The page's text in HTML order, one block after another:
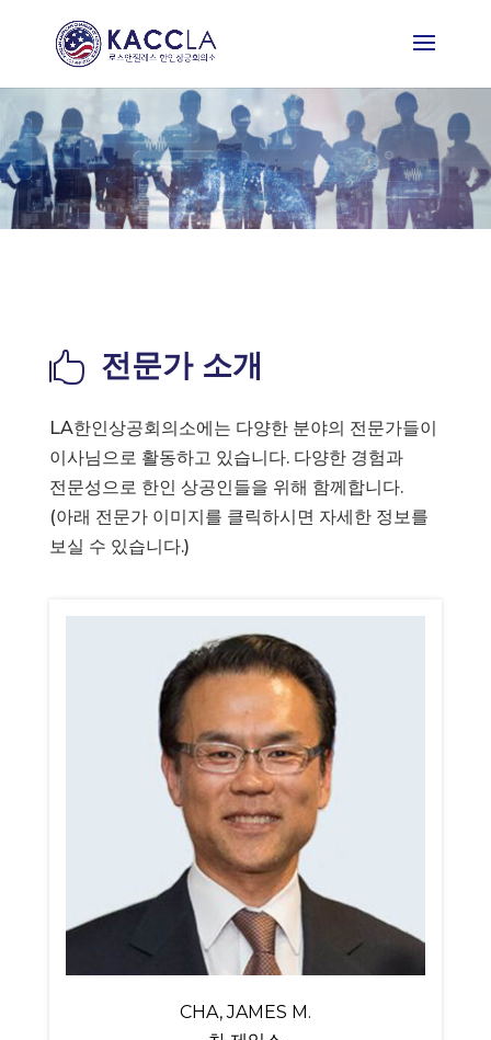
 전문가 소개
LA한인상공회의소에는 다양한 분야의 전문가들이
이사님으로 활동하고 있습니다. 다양한 경험과
전문성으로 한인 상공인들을 위해 함께합니다.
(아래 전문가 이미지를 클릭하시면 자세한 정보를
보실 수 있습니다.)
CHA, JAMES M.